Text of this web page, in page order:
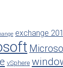
exchange
vSphere